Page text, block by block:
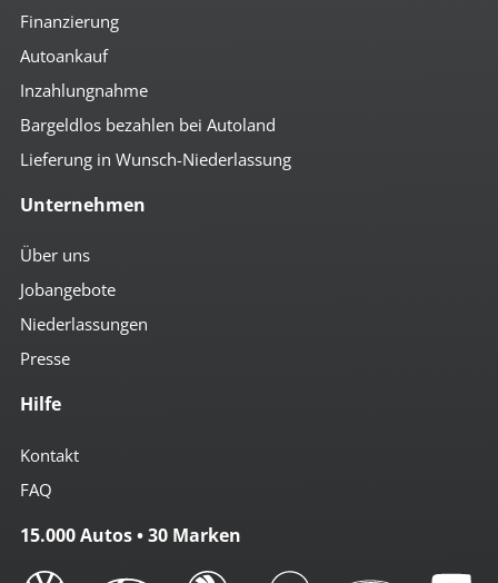
Finanzierung
Autoankauf
Inzahlungnahme
Bargeldlos bezahlen bei Autoland
Lieferung in Wunsch-Niederlassung
Unternehmen
Über uns
Jobangebote
Niederlassungen
Presse
Hilfe
Kontakt
FAQ
15.000 Autos • 30 Marken